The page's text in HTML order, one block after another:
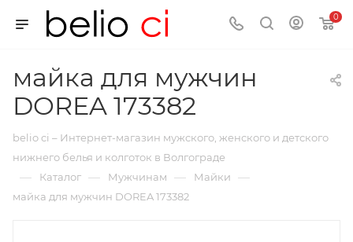
0
майка для мужчин
DOREA 173382
belio ci – Интернет-магазин мужского, женского и детского
нижнего белья и колготок в Волгограде
— Каталог — Мужчинам — Майки —
майка для мужчин DOREA 173382